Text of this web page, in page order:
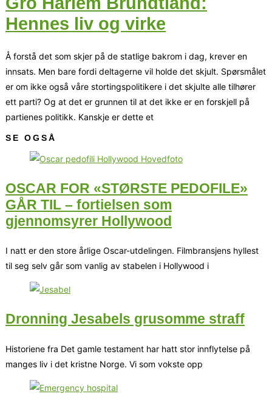
Hennes liv og virke
Å forstå det som skjer på de statlige bakrom i dag, krever en
innsats. Men bare fordi deltagerne vil holde det skjult. Spørsmålet
er om ikke også våre stortingspolitikere i det skjulte alle tilhører
ett parti? Og at det er grunnen til at det ikke er en forskjell på
partienes politikk. Kanskje er dette et
SE OGSÅ
OSCAR FOR «STØRSTE PEDOFILE»
GÅR TIL – fortielsen som
gjennomsyrer Hollywood
I natt er den store årlige Oscar-utdelingen. Filmbransjens hyllest
til seg selv går som vanlig av stabelen i Hollywood i
Dronning Jesabels grusomme straff
Historiene fra Det gamle testament har hatt stor innflytelse på
manges liv i det kristne Norge. Vi som vokste opp